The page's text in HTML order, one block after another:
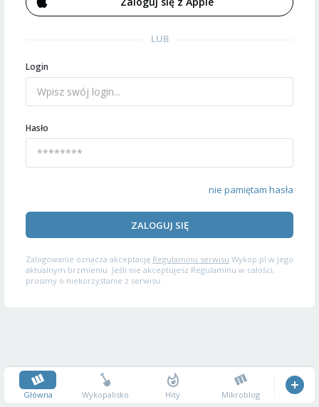
LUB
Login
Hasło
nie pamiętam hasła
ZALOGUJ SIĘ
Zalogowanie oznacza akceptację Regulaminu serwisu Wykop.pl w jego
aktualnym brzmieniu. Jeśli nie akceptujesz Regulaminu w całości,
prosimy o niekorzystanie z serwisu.
Główna Wykopalisko Hity Mikroblog